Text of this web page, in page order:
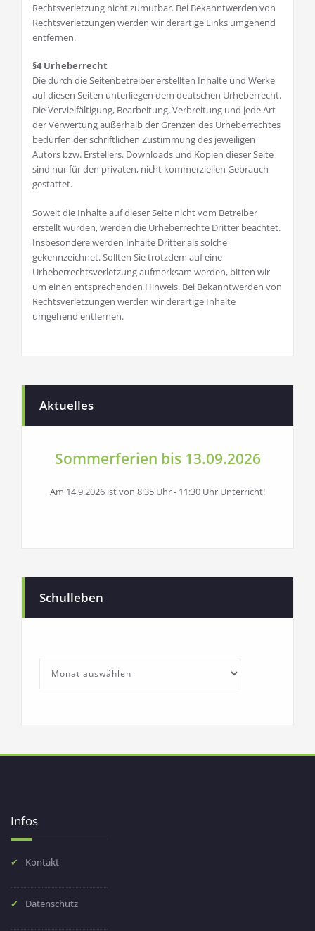
Rechtsverletzung nicht zumutbar. Bei Bekanntwerden von
Rechtsverletzungen werden wir derartige Links umgehend
entfernen.
§4 Urheberrecht
Die durch die Seitenbetreiber erstellten Inhalte und Werke
auf diesen Seiten unterliegen dem deutschen Urheberrecht.
Die Vervielfältigung, Bearbeitung, Verbreitung und jede Art
der Verwertung außerhalb der Grenzen des Urheberrechtes
bedürfen der schriftlichen Zustimmung des jeweiligen
Autors bzw. Erstellers. Downloads und Kopien dieser Seite
sind nur für den privaten, nicht kommerziellen Gebrauch
gestattet.
Soweit die Inhalte auf dieser Seite nicht vom Betreiber
erstellt wurden, werden die Urheberrechte Dritter beachtet.
Insbesondere werden Inhalte Dritter als solche
gekennzeichnet. Sollten Sie trotzdem auf eine
Urheberrechtsverletzung aufmerksam werden, bitten wir
um einen entsprechenden Hinweis. Bei Bekanntwerden von
Rechtsverletzungen werden wir derartige Inhalte
umgehend entfernen.
Aktuelles
Sommerferien bis 13.09.2026
Am 14.9.2026 ist von 8:35 Uhr - 11:30 Uhr Unterricht!
Schulleben
Infos
Kontakt
Datenschutz